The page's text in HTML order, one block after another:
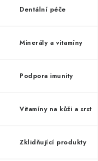
Dentální péče
Minerály a vitamíny
Podpora imunity
Vitamíny na kůži a srst
Zklidňující produkty